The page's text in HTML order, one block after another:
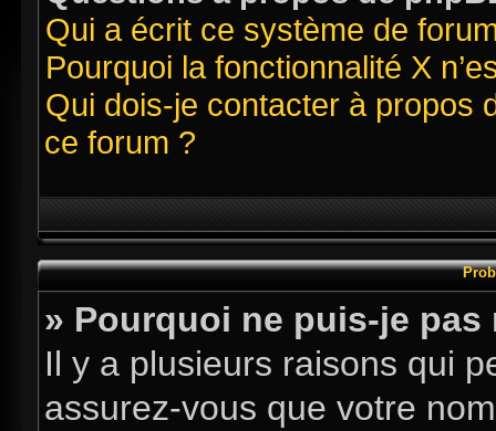
Qui a écrit ce système de
Pourquoi la fonctionnalité X
Qui dois-je contacter à propos
ce forum ?
» Pourquoi ne puis-je pas
Il y a plusieurs raisons qui
assurez-vous que votre